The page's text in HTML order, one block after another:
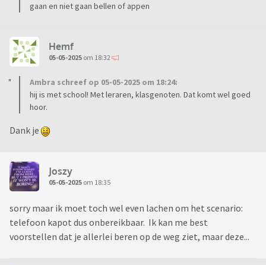
gaan en niet gaan bellen of appen
Hemf
05-05-2025 om 18:32
Ambra schreef op 05-05-2025 om 18:24:
hij is met school! Met leraren, klasgenoten. Dat komt wel goed
hoor.
Dank je
Joszy
05-05-2025 om 18:35
sorry maar ik moet toch wel even lachen om het scenario:
telefoon kapot dus onbereikbaar. Ik kan me best
voorstellen dat je allerlei beren op de weg ziet, maar deze...